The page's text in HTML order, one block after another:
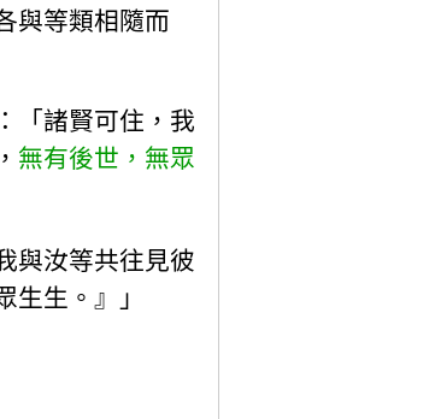
與等類相隨而
「諸賢可住，我
無有後世，無眾
與汝等共往見彼
生。』」